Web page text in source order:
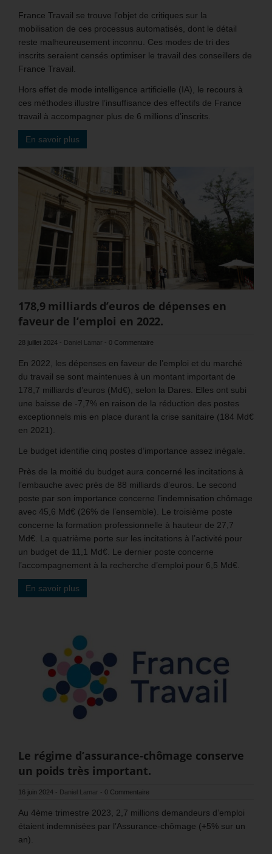
France Travail se trouve l’objet de critiques sur la
mobilisation de ces processus automatisés, dont le détail
reste malheureusement inconnu. Ces modes de tri des
inscrits seraient censés optimiser le travail des conseillers de
France Travail.
Hors effet de mode intelligence artificielle (IA), le recours à
ces méthodes illustre l’insuffisance des effectifs de France
travail à accompagner plus de 6 millions d’inscrits.
En savoir plus
178,9 milliards d’euros de dépenses en
faveur de l’emploi en 2022.
28 juillet 2024 - Daniel Lamar - 0 Commentaire
En 2022, les dépenses en faveur de l’emploi et du marché
du travail se sont maintenues à un montant important de
178,7 milliards d’euros (Md€), selon la Dares. Elles ont subi
une baisse de -7,7% en raison de la réduction des postes
exceptionnels mis en place durant la crise sanitaire (184 Md€
en 2021).
Le budget identifie cinq postes d’importance assez inégale.
Près de la moitié du budget aura concerné les incitations à
l’embauche avec près de 88 milliards d’euros. Le second
poste par son importance concerne l’indemnisation chômage
avec 45,6 Md€ (26% de l’ensemble). Le troisième poste
concerne la formation professionnelle à hauteur de 27,7
Md€. La quatrième porte sur les incitations à l’activité pour
un budget de 11,1 Md€. Le dernier poste concerne
l’accompagnement à la recherche d’emploi pour 6,5 Md€.
En savoir plus
Le régime d’assurance-chômage conserve
un poids très important.
16 juin 2024 - Daniel Lamar - 0 Commentaire
Au 4ème trimestre 2023, 2,7 millions demandeurs d’emploi
étaient indemnisées par l’Assurance-chômage (+5% sur un
an).